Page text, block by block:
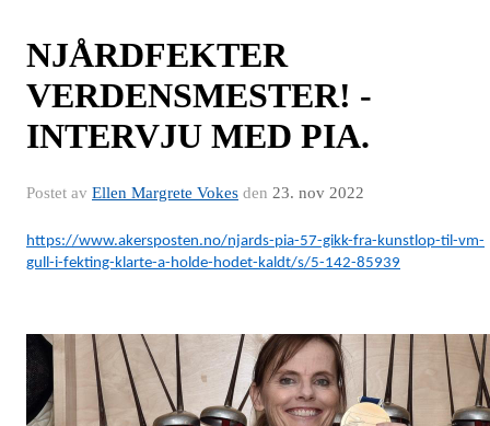
NJÅRDFEKTER
VERDENSMESTER! -
INTERVJU MED PIA.
Postet av Ellen Margrete Vokes den 23. nov 2022
https://www.akersposten.no/njards-pia-57-gikk-fra-kunstlop-til-vm-
gull-i-fekting-klarte-a-holde-hodet-kaldt/s/5-142-85939